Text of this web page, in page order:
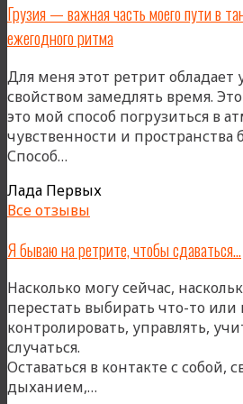
местами
пугает
меня)»
Грузия — важная часть моего пути в
ежегодного ритма
Для меня этот ретрит
свойством замедлять время.
это мой способ погрузиться в
чувственности и
Способ…
важная
часть
пути
тантре
и
сердце
моего
ежегодного
ритма»
Лада Первых
Все отзывы
Я бываю на ретрите, чтобы сдаваться…
Насколько могу сейчас,
перестать выбирать что-то или
контролировать, управлять,
случаться.
Оставаться в контакте с собой,
дыханием,…